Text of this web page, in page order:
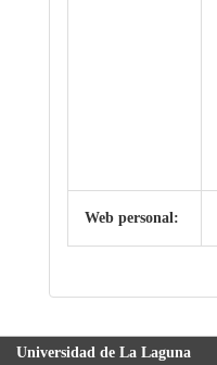
Web personal:
Universidad de La Laguna